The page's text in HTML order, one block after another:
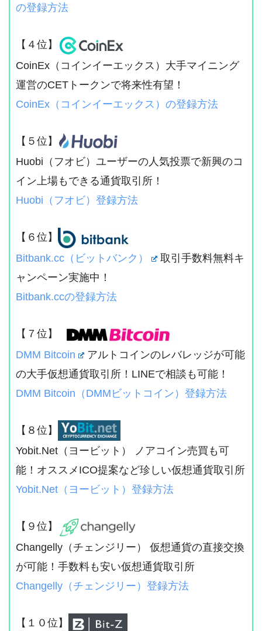
の登録方法
【４位】
CoinEx（コインイーエックス）大手マイニング
運営のCETトークンで将来性有望！
CoinEx（コインイーエックス）の登録方法
【５位】
Huobi（フオビ）ユーザーの人気投票で新興のコ
イン上場もできる通貨取引所！
Huobi（フオビ）登録方法
【６位】
Bitbank.cc（ビットバンク）
取引手数料無料キ
ャンペーン実施中！
Bitbank.ccの登録方法
【７位】
DMM Bitcoin
アルトコインのレバレッジが可能
の大手仮想通貨取引所！LINEで相談も可能！
DMM Bitcoin（DMMビットコイン）登録方法
【８位】
Yobit.Net（ヨービット） ノアコイン売買も可
能！オススメICO提案など珍しい仮想通貨取引所
Yobit.Net（ヨービット）登録方法
【９位】
Changelly（チェンジリー） 仮想通貨の直接交換
が可能！手数料も安い仮想通貨取引所
Changelly（チェンジリー）登録方法
【１０位】